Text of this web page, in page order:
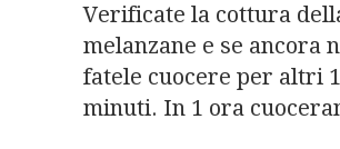
Verificate la cottura
melanzane e se ancora
fatele cuocere per altri
minuti. In 1 ora